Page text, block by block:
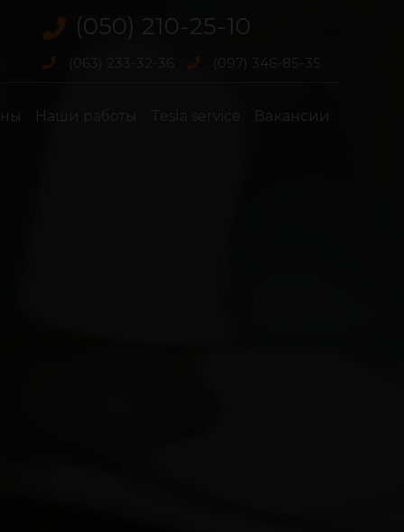
(050) 210-25-10
(063) 233-32-36 (097) 346-85-35
Наши работы Вакансии